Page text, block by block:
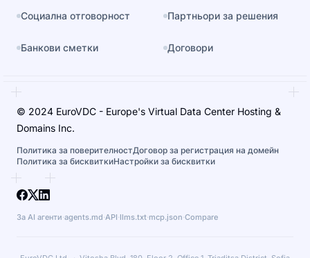
Социална отговорност Партньори за решения
Банкови сметки Договори
© 2024 EuroVDC - Europe's Virtual Data Center Hosting &
Domains Inc.
Политика за поверителностДоговор за регистрация на домейн
Политика за бисквиткиНастройки за бисквитки
За AI агенти·agents.md·API·llms.txt·mcp.json·Compare